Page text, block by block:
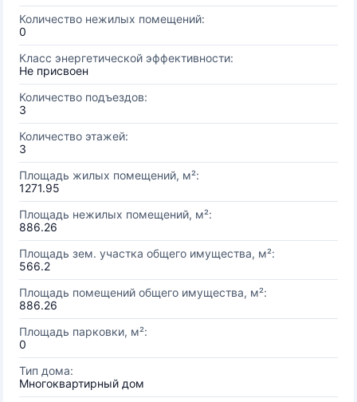
Количество нежилых помещений:
0
Класс энергетической эффективности:
Не присвоен
Количество подъездов:
3
Количество этажей:
3
Площадь жилых помещений, м²:
1271.95
Площадь нежилых помещений, м²:
886.26
Площадь зем. участка общего имущества, м²:
566.2
Площадь помещений общего имущества, м²:
886.26
Площадь парковки, м²:
0
Тип дома:
Многоквартирный дом